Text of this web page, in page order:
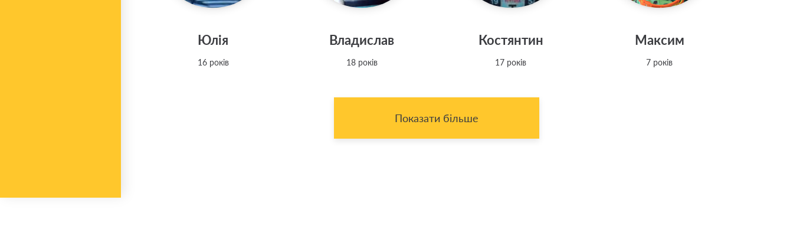
Юлія
16 років
Владислав
18 років
Костянтин
17 років
Максим
7 років
Показати більше